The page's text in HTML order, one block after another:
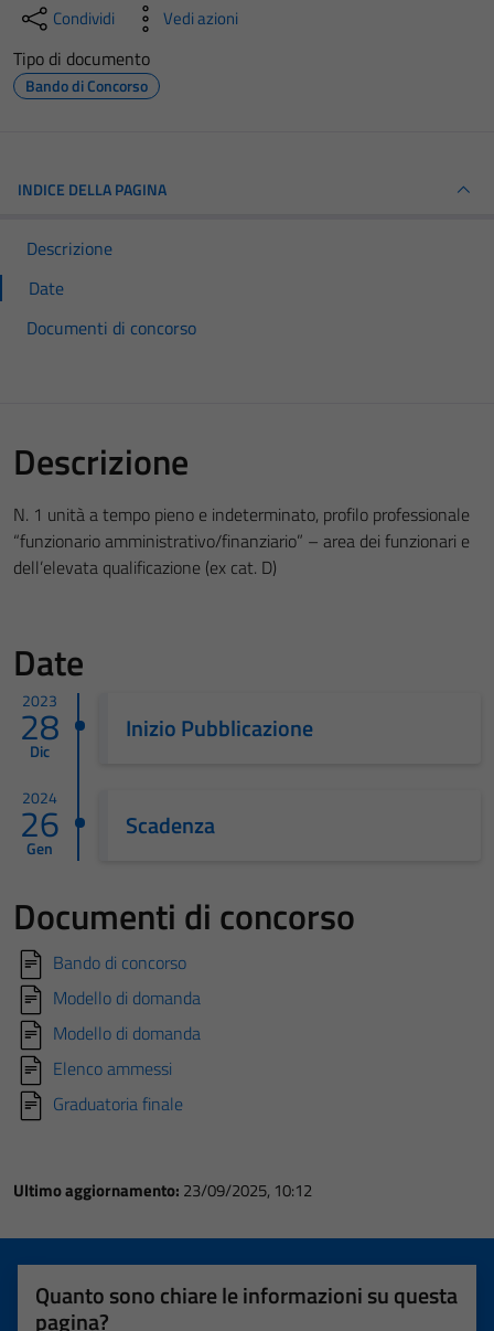
Condividi Vedi azioni
Tipo di documento
Bando di Concorso
INDICE DELLA PAGINA
Descrizione
Date
Documenti di concorso
Descrizione
N. 1 unità a tempo pieno e indeterminato, profilo professionale
“funzionario amministrativo/finanziario” – area dei funzionari e
dell’elevata qualificazione (ex cat. D)
Date
2023
28
Dic
Inizio Pubblicazione
2024
26
Gen
Scadenza
Documenti di concorso
Bando di concorso
Modello di domanda
Modello di domanda
Elenco ammessi
Graduatoria finale
Ultimo aggiornamento: 23/09/2025, 10:12
Quanto sono chiare le informazioni su questa
pagina?